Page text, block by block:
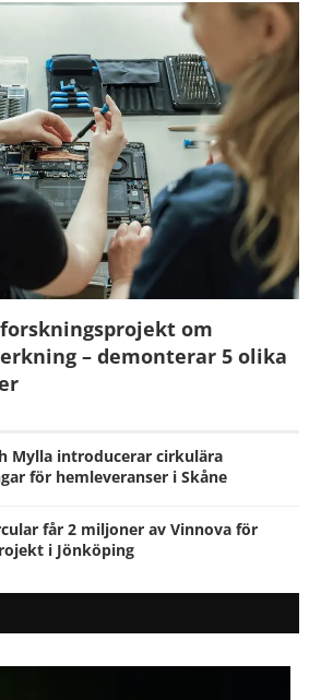
om
– demonterar 5 olika
Mylla introducerar cirkulära
för hemleveranser i Skåne
får 2 miljoner av Vinnova för
i Jönköping